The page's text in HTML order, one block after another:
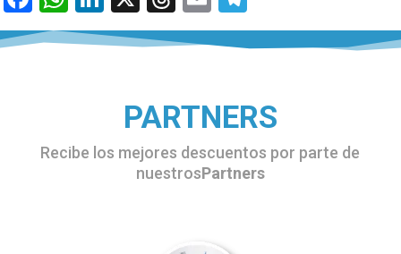
PARTNERS
Recibe los mejores descuentos por parte de
nuestrosPartners